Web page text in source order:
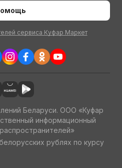
сервиса Куфар Маркет
Беларуси. ООО «Куфар
информационный
рублях по курсу